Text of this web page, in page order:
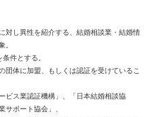
対し異性を紹介する、結婚相談業・結婚情
。
件とする。
団体に加盟、もしくは認証を受けているこ
ビス業認証機構」、「日本結婚相談協
サポート協会」、